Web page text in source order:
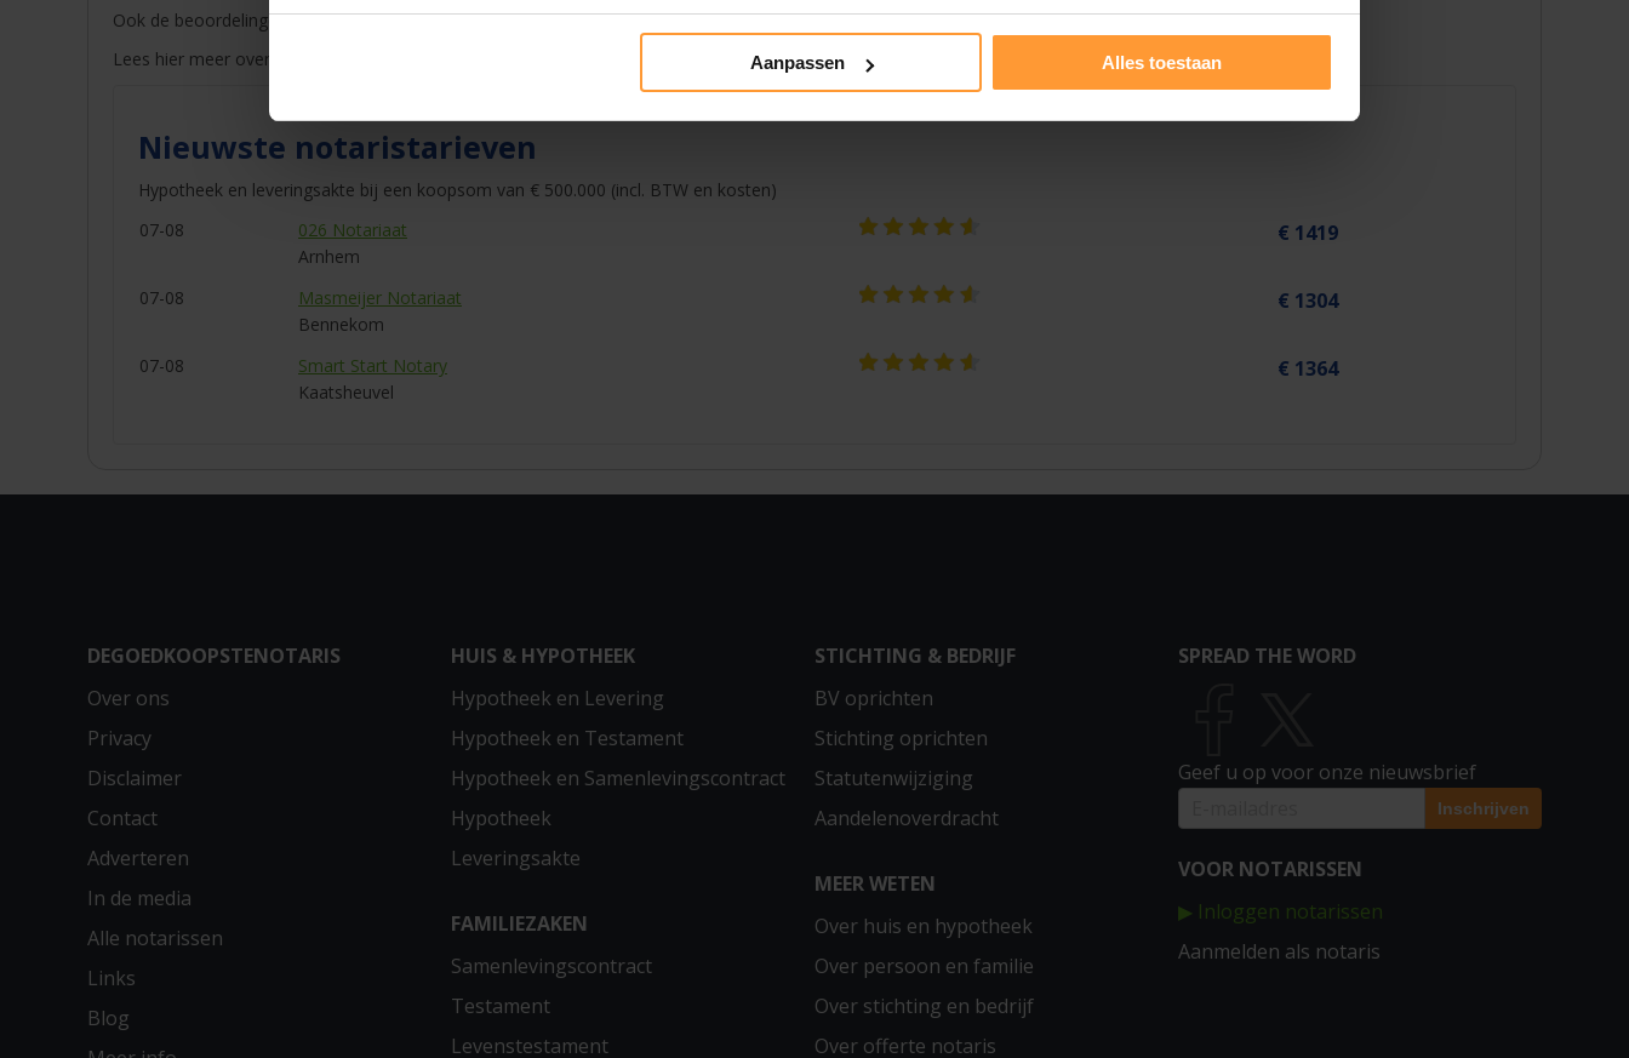
Aanpassen Alles toestaan
Ook de beoordelingen van eerdere klanten kunt u meenemen in uw afweging te kiezen voor een bepaalde notaris.
Lees hier meer over
Nieuwste notaristarieven
Hypotheek en leveringsakte bij een koopsom van € 500.000 (incl. BTW en kosten)
07-08
026 Notariaat
Arnhem
€ 1419
07-08
Masmeijer Notariaat
Bennekom
€ 1304
07-08
Smart Start Notary
Kaatsheuvel
€ 1364
DEGOEDKOOPSTENOTARIS
Over ons
Privacy
Disclaimer
Contact
Adverteren
In de media
Alle notarissen
Links
Blog
HUIS & HYPOTHEEK
Hypotheek en Levering
Hypotheek en Testament
Hypotheek en Samenlevingscontract
Hypotheek
Leveringsakte
FAMILIEZAKEN
Samenlevingscontract
Testament
Levenstestament
STICHTING & BEDRIJF
BV oprichten
Stichting oprichten
Statutenwijziging
Aandelenoverdracht
MEER WETEN
Over huis en hypotheek
Over persoon en familie
Over stichting en bedrijf
Over offerte notaris
SPREAD THE WORD
Geef u op voor onze nieuwsbrief
VOOR NOTARISSEN
▶ Inloggen notarissen
Aanmelden als notaris